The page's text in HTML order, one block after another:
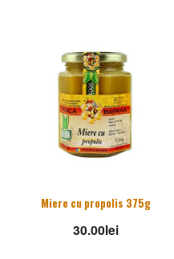
Miere cu propolis 375g
30.00lei